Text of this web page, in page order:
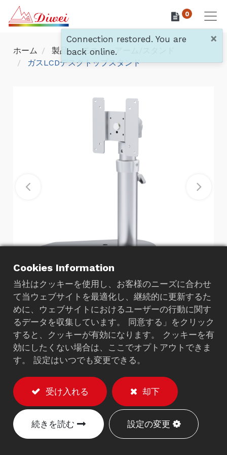
0
ホーム 製品
モニターアーム/スタンド
ガスLCDデスクトップスタンド
ガスLCDデスクトップスタ
ンド
6400S
説明
17"-24"のLCDモニターを
で保持します。
デスクトップ使用のためのスタンドアローン。
モニターは30度上向きに傾けることができま
Cookies Information
当社はクッキーを使用し、お客様のニーズに合わせ
て当ウェブサイトを最適化し、継続的に更新するた
めに、ウェブサイトにおけるユーザーの行動に関す
るデータを収集しています。 同意する」をクリック
すると、クッキーが有効になります。 クッキーを有
効にしたくない場合は、ここでオプトアウトできま
す。 設定はいつでも変更できる。
受け入れる 却下
続きを読む 設定の変更
×
Connection restored. You are
back online.